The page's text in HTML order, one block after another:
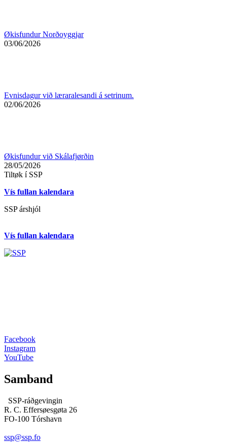
Økisfundur Norðoyggjar
03/06/2026
Evnisdagur við læraralesandi á setrinum.
02/06/2026
Økisfundur við Skálafjørðin
28/05/2026
Tiltøk í SSP
Vís fullan kalendara
SSP árshjól
Vís fullan kalendara
Facebook
Instagram
YouTube
Samband
SSP-ráðgevingin
R. C. Effersøesgøta 26
FO-100 Tórshavn
ssp@ssp.fo